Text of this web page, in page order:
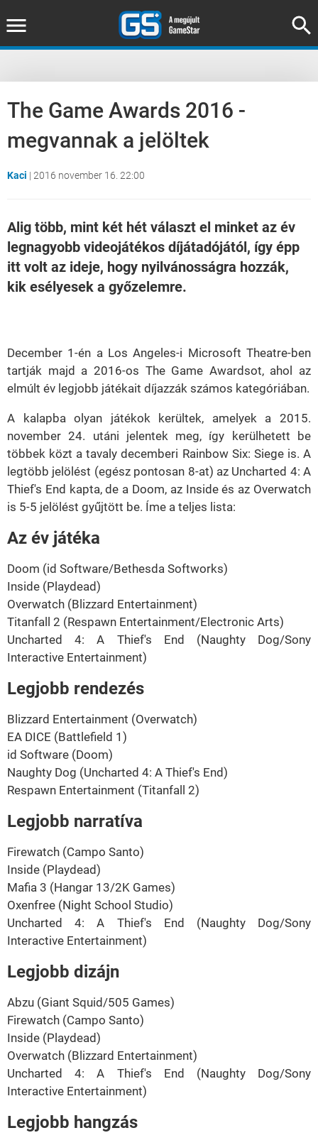
The Game Awards 2016 -
megvannak a jelöltek
Kaci | 2016 november 16. 22:00
Alig több, mint két hét választ el minket az év
legnagyobb videojátékos díjátadójától, így épp
itt volt az ideje, hogy nyilvánosságra hozzák,
kik esélyesek a győzelemre.
December 1-én a Los Angeles-i Microsoft Theatre-ben
tartják majd a 2016-os The Game Awardsot, ahol az
elmúlt év legjobb játékait díjazzák számos kategóriában.
A kalapba olyan játékok kerültek, amelyek a 2015.
november 24. utáni jelentek meg, így kerülhetett be
többek közt a tavaly decemberi Rainbow Six: Siege is. A
legtöbb jelölést (egész pontosan 8-at) az Uncharted 4: A
Thief's End kapta, de a Doom, az Inside és az Overwatch
is 5-5 jelölést gyűjtött be. Íme a teljes lista:
Az év játéka
Doom (id Software/Bethesda Softworks)
Inside (Playdead)
Overwatch (Blizzard Entertainment)
Titanfall 2 (Respawn Entertainment/Electronic Arts)
Uncharted 4: A Thief's End (Naughty Dog/Sony
Interactive Entertainment)
Legjobb rendezés
Blizzard Entertainment (Overwatch)
EA DICE (Battlefield 1)
id Software (Doom)
Naughty Dog (Uncharted 4: A Thief's End)
Respawn Entertainment (Titanfall 2)
Legjobb narratíva
Firewatch (Campo Santo)
Inside (Playdead)
Mafia 3 (Hangar 13/2K Games)
Oxenfree (Night School Studio)
Uncharted 4: A Thief's End (Naughty Dog/Sony
Interactive Entertainment)
Legjobb dizájn
Abzu (Giant Squid/505 Games)
Firewatch (Campo Santo)
Inside (Playdead)
Overwatch (Blizzard Entertainment)
Uncharted 4: A Thief's End (Naughty Dog/Sony
Interactive Entertainment)
Legjobb hangzás